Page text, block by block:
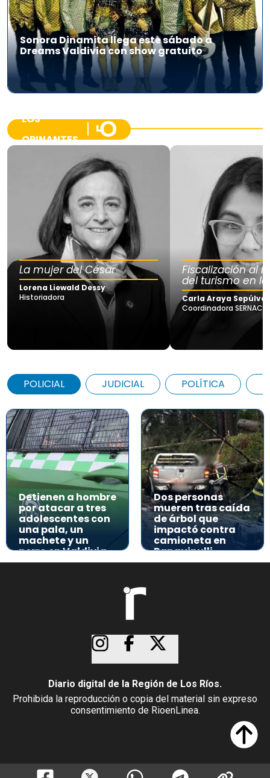
Sonora Dinamita llega este sábado a
Dreams Valdivia con show gratuito
LOS
OPINANTES
La mujer del César
Lorena Liewald Dessy
Historiadora
Fiscalización al
del turismo en
Carla Araya
Coordinadora SERNAC
POLICIAL JUDICIAL POLÍTICA
Detienen a hombre
por atacar a tres
adolescentes con
una pala, un
machete y un
perro en Valdivia
Dos personas
mueren tras caída
de árbol que
impactó contra
camioneta en
Panguipulli
Diario digital de la Región de Los Ríos.
Prohibida la reproducción o copia del material sin expreso
consentimiento de RioenLinea.